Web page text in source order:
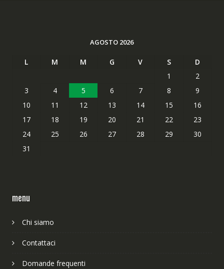
AGOSTO 2026
L M M G V S
D
1
2
3
4 5 6 7 8
9
10
11 12 13 14 15
16
17
18 19 20 21 22
23
24
25 26 27 28 29
30
31
menu
Chi siamo
Contattaci
Domande frequenti